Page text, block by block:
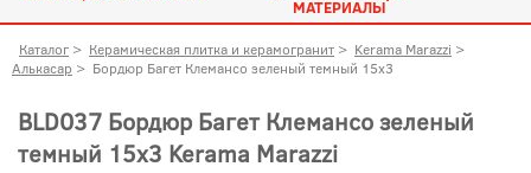
МАТЕРИАЛЫ
Каталог > Керамическая плитка и керамогранит > Kerama Marazzi >
Алькасар > Бордюр Багет Клемансо зеленый темный 15x3
BLD037 Бордюр Багет Клемансо зеленый
темный 15x3 Kerama Marazzi